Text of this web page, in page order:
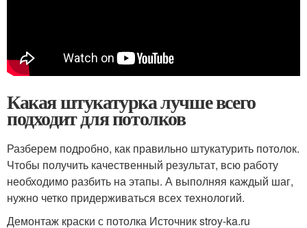
Какая штукатурка лучше всего
подходит для потолков
Разберем подробно, как правильно штукатурить потолок.
Чтобы получить качественный результат, всю работу
необходимо разбить на этапы. А выполняя каждый шаг,
нужно четко придерживаться всех технологий.
Демонтаж краски с потолка Источник stroy-ka.ru